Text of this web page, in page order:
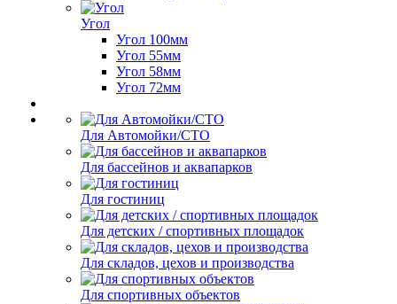
Угол
Угол 100мм
Угол 55мм
Угол 58мм
Угол 72мм
Для Автомойки/СТО
Для бассейнов и аквапарков
Для гостиниц
Для детских / спортивных площадок
Для складов, цехов и производства
Для спортивных объектов